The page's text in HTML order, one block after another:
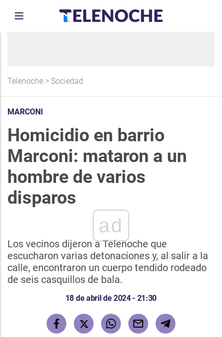
Telenoche > Sociedad
MARCONI
Homicidio en barrio
Marconi: mataron a un
hombre de varios
disparos
ad
Los vecinos dijeron a Telenoche que
escucharon varias detonaciones y, al salir a la
calle, encontraron un cuerpo tendido rodeado
de seis casquillos de bala.
18 de abril de 2024 - 21:30